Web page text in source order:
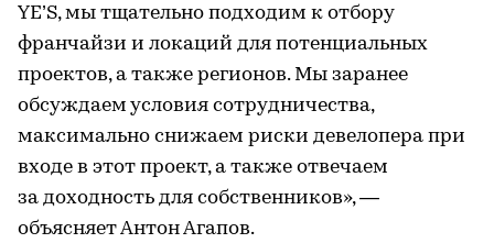
YE’S, мы тщательно подходим к отбору
франчайзи и локаций для потенциальных
проектов, а также регионов. Мы заранее
обсуждаем условия сотрудничества,
максимально снижаем риски девелопера при
входе в этот проект, а также отвечаем
за доходность для собственников», —
объясняет Антон Агапов.